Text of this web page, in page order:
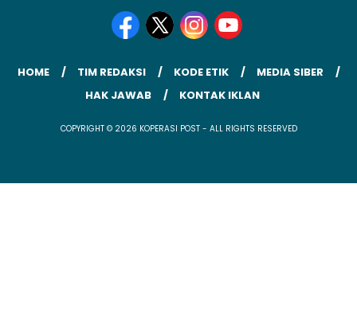
HOME TIM REDAKSI KODE ETIK
MEDIA SIBER
HAK JAWAB
KONTAK IKLAN
COPYRIGHT © 2026 KOPERASI POST - ALL RIGHTS RESERVED